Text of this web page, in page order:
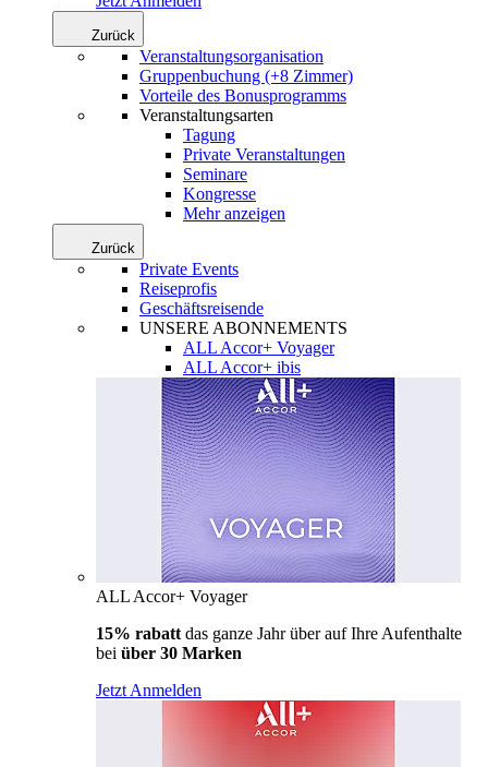
Zurück
Veranstaltungsorganisation
Gruppenbuchung (+8 Zimmer)
Vorteile des Bonusprogramms
Veranstaltungsarten
Tagung
Private Veranstaltungen
Seminare
Kongresse
Mehr anzeigen
Zurück
Private Events
Reiseprofis
Geschäftsreisende
UNSERE ABONNEMENTS
ALL Accor+ Voyager
ALL Accor+ ibis
ALL Accor+ Voyager
15% rabatt das ganze Jahr über auf Ihre Aufenthalte
bei über 30 Marken
Jetzt Anmelden